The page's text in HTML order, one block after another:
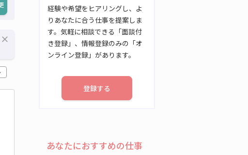
close
経験や希望をヒアリングし、よ
りあなたに合う仕事を提案しま
す。気軽に相談できる「面談付
き登録」、情報登録のみの「オ
ンライン登録」があります。
登録する
あなたにおすすめの仕事